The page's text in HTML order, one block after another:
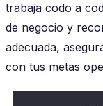
trabaja codo a
de negocio y
adecuada,
con tus metas